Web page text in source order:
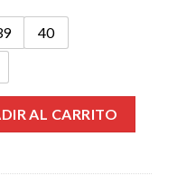
actual
es:
40
AL CARRITO